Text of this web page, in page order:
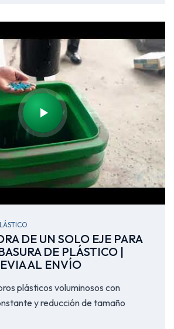
DE UN SOLO EJE PARA
DE PLÁSTICO |
AL ENVÍO
plásticos voluminosos con
y reducción de tamaño